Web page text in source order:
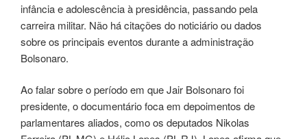
infância e adolescência à presidência, passando pela
carreira militar. Não há citações do noticiário ou dados
sobre os principais eventos durante a administração
Bolsonaro.
Ao falar sobre o período em que Jair Bolsonaro foi
presidente, o documentário foca em depoimentos de
parlamentares aliados, como os deputados Nikolas